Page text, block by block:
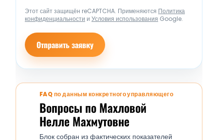
Этот сайт защищён reCAPTCHA. Применяются Политика
конфиденциальности и Условия использования Google.
Отправить заявку
FAQ по данным конкретного управляющего
Вопросы по Махловой
Нелле Махмутовне
Блок собран из фактических показателей